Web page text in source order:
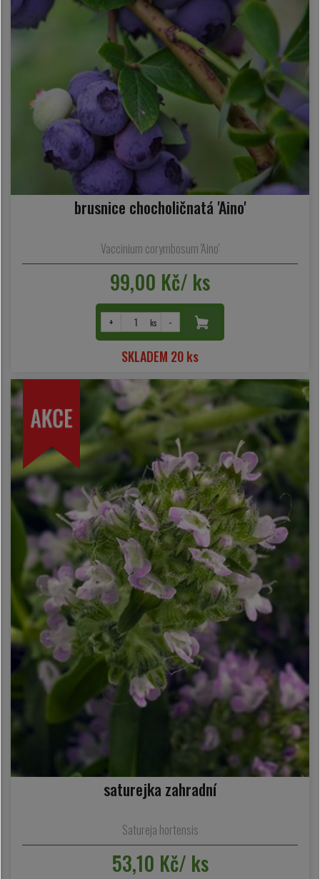
brusnice chocholičnatá 'Aino'
Vaccinium corymbosum 'Aino'
99,00 Kč/ ks
+ ks -
SKLADEM 20 ks
saturejka zahradní
Satureja hortensis
53,10 Kč/ ks